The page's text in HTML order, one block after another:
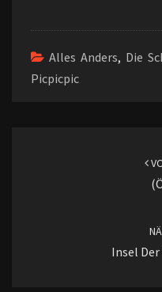
Alles Anders, Die
Picpicpic
Insel